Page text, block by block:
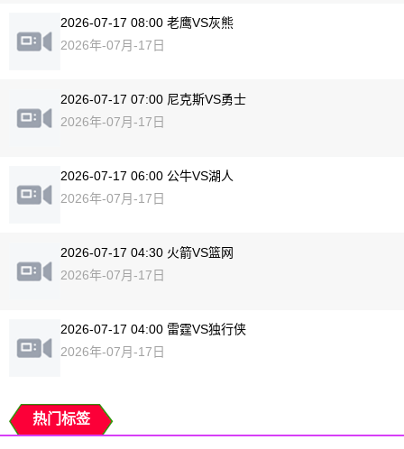
2026-07-17 08:00 老鹰VS灰熊
2026年-07月-17日
2026-07-17 07:00 尼克斯VS勇士
2026年-07月-17日
2026-07-17 06:00 公牛VS湖人
2026年-07月-17日
2026-07-17 04:30 火箭VS篮网
2026年-07月-17日
2026-07-17 04:00 雷霆VS独行侠
2026年-07月-17日
热门标签